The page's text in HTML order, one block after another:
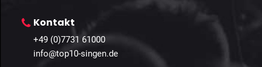
Kontakt
+49 (0)7731 61000
info@top10-singen.de